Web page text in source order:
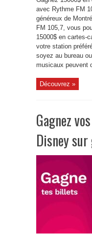
avec Rythme FM
généreux de
FM 105,7, vous
15000$ en cartes-
votre station
soyez au bureau
musicaux peuvent
Découvrez »
Gagnez
Disney